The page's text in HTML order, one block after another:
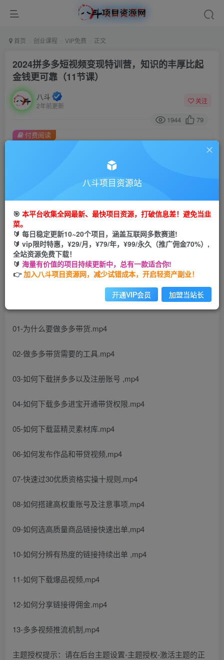
首页 创业课程 VIP免费 正文
2024拼多多短视频变现特训营，知识的丰厚比起
金钱更可靠（11节课）
八斗
2年前更新
关注
1944 79
此内容为付费阅读，请付费后查看
金币9.9金币99
会员免费
您当前未登录！建议登陆后购买，可保存购买订单
付费阅读
01-为什么要做多多带货.mp4
02-做多多带货需要的工具.mp4
03-如何下载拼多多以及注册账号 ,mp4
04-如何下载多多进宝开通带贷权限.mp4
05-如何下载蓝精灵素材库.mp4
06-如何发布作品和带贷视频,mp4
07-快速过30优质资格实操十规则,mp4
08-如何搭建高权重账号及注意事项,mp4
09-如何选高质量商品链接快速出单,mp4
10-如何分辨有热度的链接持续出单 ,mp4
11-如何下载爆品视频,mp4
12-如何分享链接得佣金.mp4
13-多多视频推流机制,mp4
主题授权提示：请在后台主题设置-主题授权-激活主题的正
八斗项目资源站
🎯 本平台收集全网最新、最快项目资源，打破信息差！避免当韭
菜。
🔰 每日稳定更新10~20个项目，涵盖互联网多数赛道!
🔰 vip限时特惠，¥29/月，¥79/年，¥99/永久（推广佣金70%）,
全站资源免费下载！
🔰 海量有价值的项目持续更新中，总有一款适合你!
👉加入八斗项目资源网，减少试错成本，开启轻资产副业！
开通VIP会员 加盟当站长